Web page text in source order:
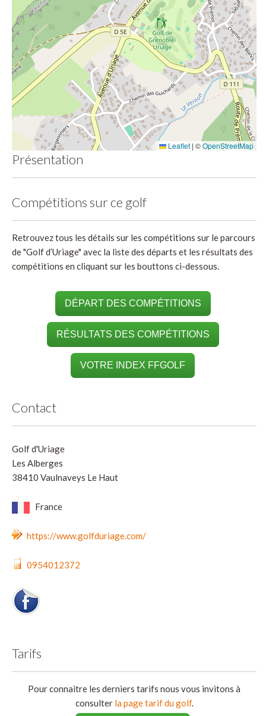
Leaflet | ©OpenStreetMap
Présentation
Compétitions sur ce golf
Retrouvez tous les détails sur les compétitions sur le parcours
de "Golf d’Uriage" avec la liste des départs et les résultats des
compétitions en cliquant sur les bouttons ci-dessous.
DÉPART DES COMPÉTITIONS
RÉSULTATS DES COMPÉTITIONS
VOTRE INDEX FFGOLF
Contact
Golf d'Uriage
Les Alberges
38410 Vaulnaveys Le Haut
France
https://www.golfduriage.com/
0954012372
Tarifs
Pour connaitre les derniers tarifs nous vous invitons à
consulter la page tarif du golf.